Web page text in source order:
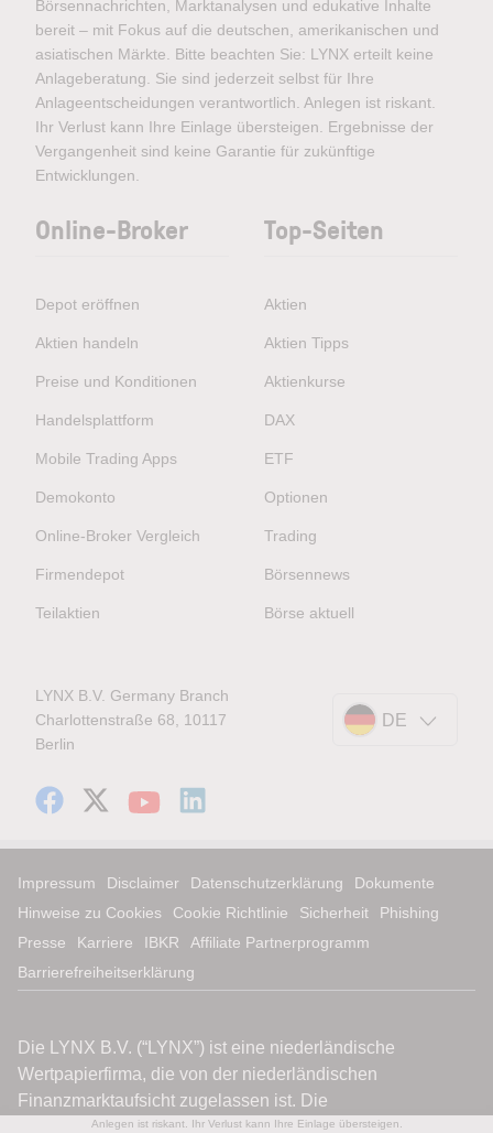
Börsennachrichten, Marktanalysen und edukative Inhalte
bereit – mit Fokus auf die deutschen, amerikanischen und
asiatischen Märkte. Bitte beachten Sie: LYNX erteilt keine
Anlageberatung. Sie sind jederzeit selbst für Ihre
Anlageentscheidungen verantwortlich. Anlegen ist riskant.
Ihr Verlust kann Ihre Einlage übersteigen. Ergebnisse der
Vergangenheit sind keine Garantie für zukünftige
Entwicklungen.
Online-Broker
Depot eröffnen
Aktien handeln
Preise und Konditionen
Handelsplattform
Mobile Trading Apps
Demokonto
Online-Broker Vergleich
Firmendepot
Teilaktien
Top-Seiten
Aktien
Aktien Tipps
Aktienkurse
DAX
ETF
Optionen
Trading
Börsennews
Börse aktuell
LYNX B.V. Germany Branch
Charlottenstraße 68, 10117
Berlin
DE
Impressum Disclaimer Datenschutzerklärung
Dokumente
Hinweise zu Cookies
Cookie Richtlinie Sicherheit
Phishing
Presse
Karriere IBKR
Affiliate Partnerprogramm
Barrierefreiheitserklärung
Anlegen ist riskant. Ihr Verlust kann Ihre Einlage übersteigen.